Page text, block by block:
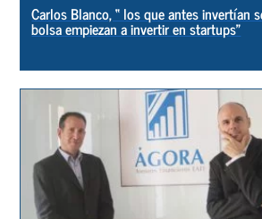
Carlos Blanco, “ los que antes invertían
bolsa empiezan a invertir en startups”